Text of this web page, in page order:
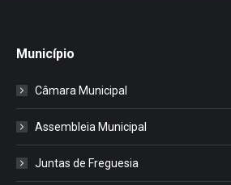
Município
Câmara Municipal
Assembleia Municipal
Juntas de Freguesia